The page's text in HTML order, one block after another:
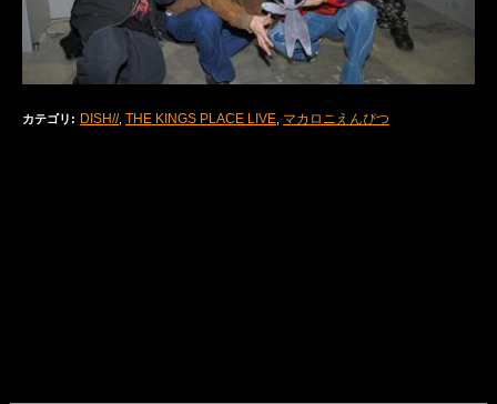
カテゴリ : DISH//, THE KINGS PLACE LIVE マカロニえんぴつ